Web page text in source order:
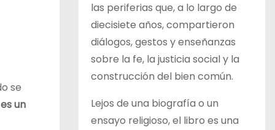
se
un
las periferias que, a lo largo de
diecisiete años, compartieron
diálogos, gestos y enseñanzas
sobre la fe, la justicia social y la
construcción del bien común.
Lejos de una biografía o un
ensayo religioso, el libro es una